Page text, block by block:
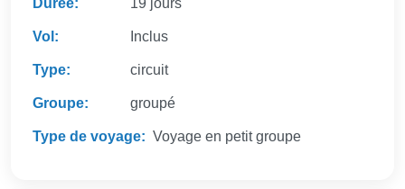
Vol: Inclus
Type: circuit
Groupe: groupé
Type de voyage: Voyage en petit groupe